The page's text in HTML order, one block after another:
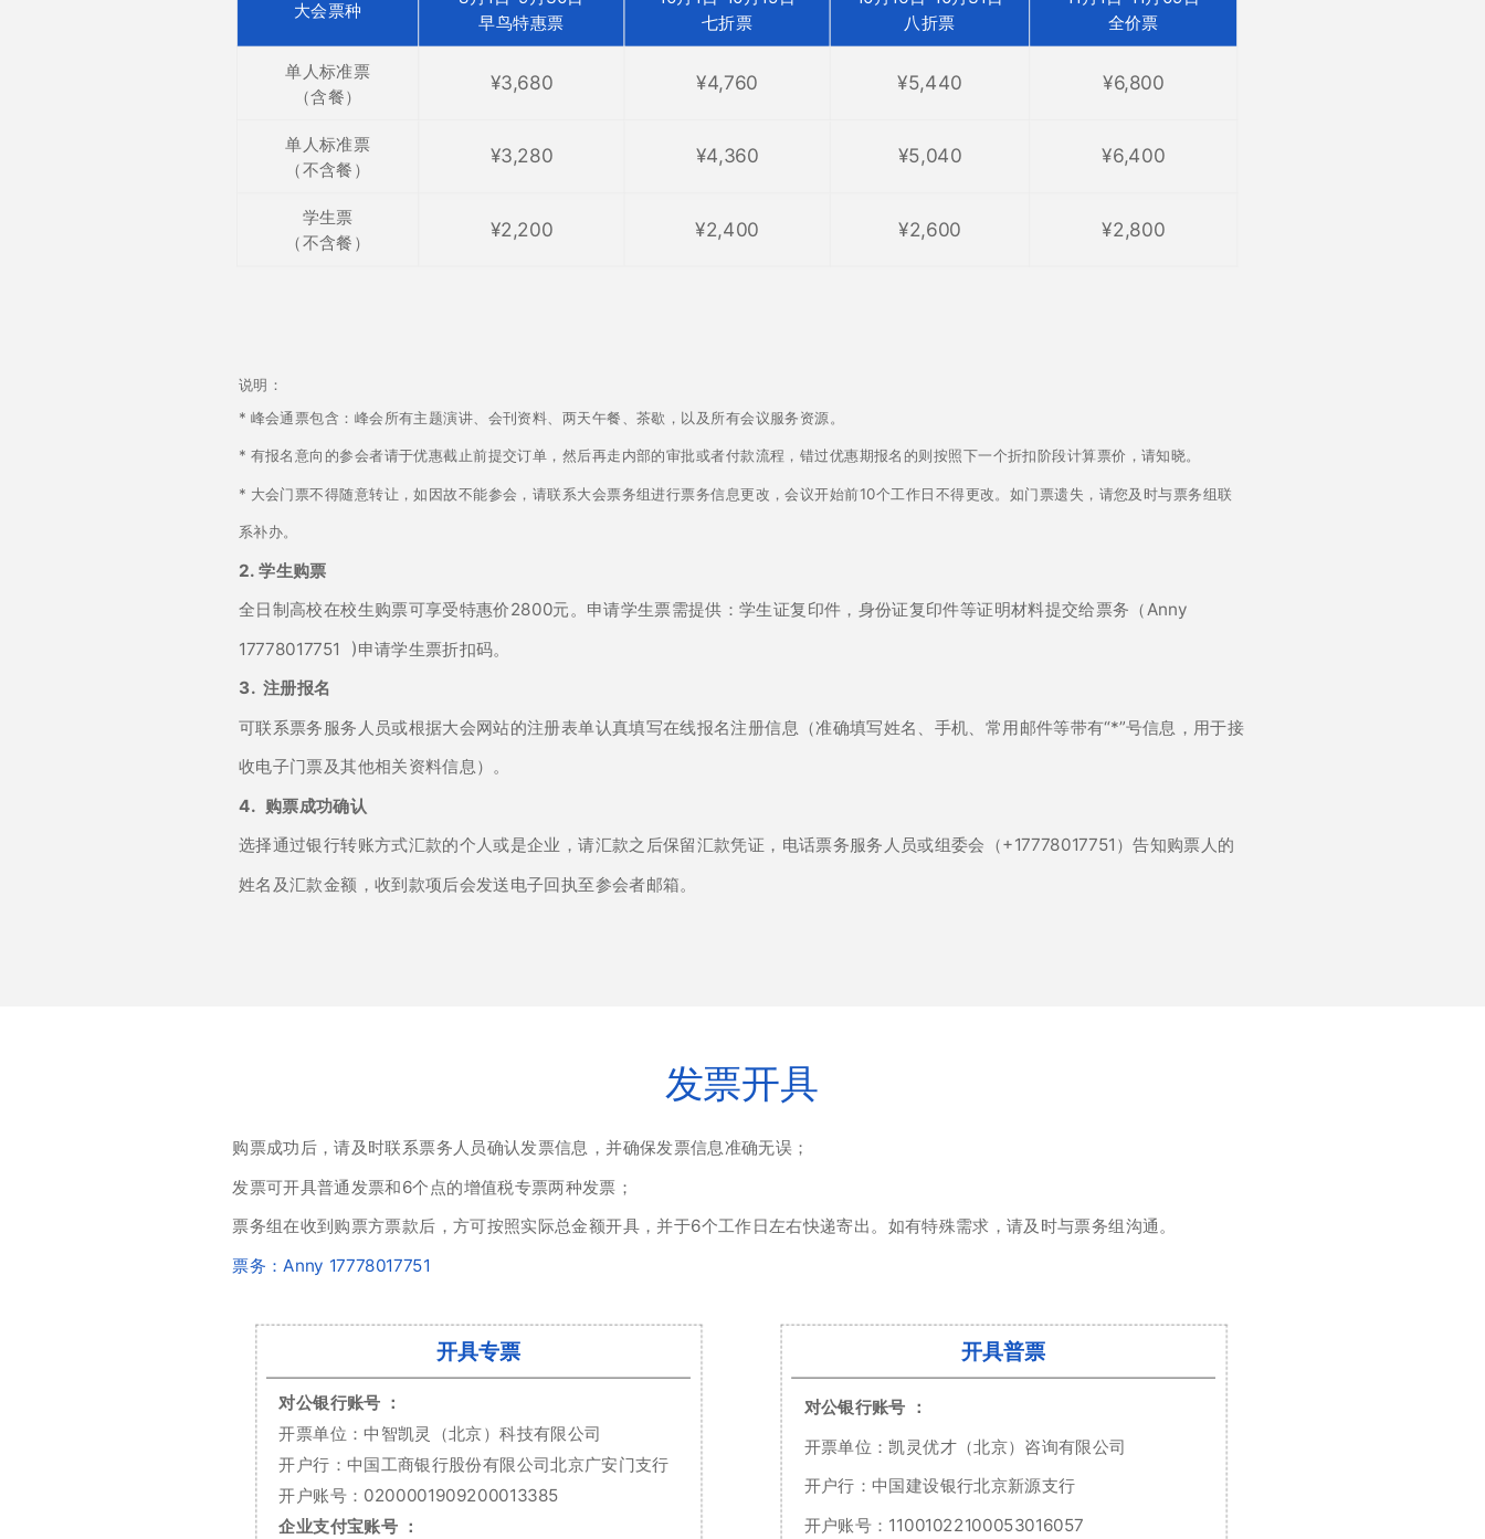
说明：
* 峰会通票包含：峰会所有主题演讲、会刊资料、两天午餐、茶歇，以及所有会议服务资源。
* 有报名意向的参会者请于优惠截止前提交订单，然后再走内部的审批或者付款流程，错过优惠期报名的则按照下一个折扣阶段计算票价，请知晓。
* 大会门票不得随意转让，如因故不能参会，请联系大会票务组进行票务信息更改，会议开始前10个工作日不得更改。如门票遗失，请您及时与票务组联
系补办。
2.学生购票
全日制高校在校生购票可享受特惠价2800元。申请学生票需提供：学生证复印件，身份证复印件等证明材料提交给票务（Anny
17778017751 )申请学生票折扣码。
3. 注册报名
可联系票务服务人员或根据大会网站的注册表单认真填写在线报名注册信息（准确填写姓名、手机、常用邮件等带有“*”号信息，用于接
收电子门票及其他相关资料信息）。
4. 购票成功确认
选择通过银行转账方式汇款的个人或是企业，请汇款之后保留汇款凭证，电话票务服务人员或组委会（+17778017751 ）告知购票人的
姓名及汇款金额，收到款项后会发送电子回执至参会者邮箱。
大会票种
早鸟特惠票 七折票 八折票 全价票
单人标准票
（含餐）
¥3,680 ¥4,760 ¥5,440 ¥6,800
单人标准票
（不含餐）
¥3,280 ¥4,360 ¥5,040 ¥6,400
学生票
（不含餐）
¥2,200 ¥2,400 ¥2,600 ¥2,800
发票开具
购票成功后，请及时联系票务人员确认发票信息，并确保发票信息准确无误；
发票可开具普通发票和6个点的增值税专票两种发票；
票务组在收到购票方票款后，方可按照实际总金额开具，并于6个工作日左右快递寄出。如有特殊需求，请及时与票务组沟通。
票务：Anny 17778017751
开具专票
对公银行账号 ：
开票单位：中智凯灵（北京）科技有限公司
开户行：中国工商银行股份有限公司北京广安门支行
开户账号：0200001909200013385
企业支付宝账号 ：
开具普票
对公银行账号 ：
开票单位：凯灵优才（北京）咨询有限公司
开户行：中国建设银行北京新源支行
开户账号：11001022100053016057